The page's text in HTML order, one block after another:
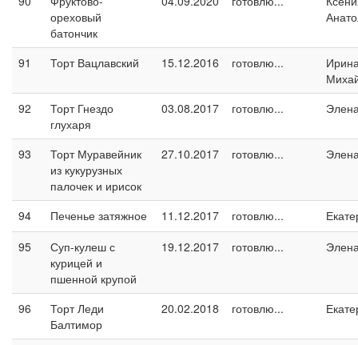
ореховый
батончик
91 Торт Вацлавский 15.12.2016 готовлю...
92
Торт Гнездо
глухаря
03.08.2017 готовлю...
93
Торт Муравейник
из кукурузных
палочек и ирисок
27.10.2017 готовлю...
94 Печенье затяжное 11.12.2017 готовлю...
95
Суп-кулеш с
курицей и
пшенной крупой
19.12.2017 готовлю...
96
Торт Леди
Балтимор
20.02.2018 готовлю...